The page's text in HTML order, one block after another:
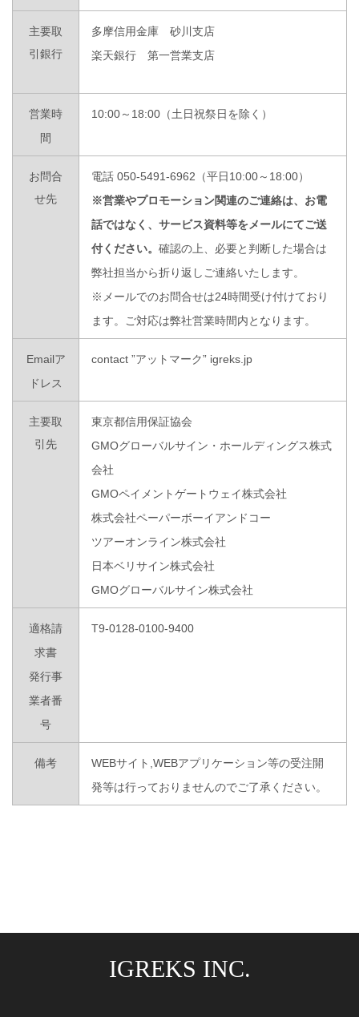
主要取
引銀行
多摩信用金庫 砂川支店
楽天銀行 第一営業支店
営業時
間
10:00～18:00（土日祝祭日を除く）
お問合
せ先
電話 050-5491-6962（平日10:00～18:00）
※営業やプロモーション関連のご連絡は、お電
話ではなく、サービス資料等をメールにてご送
付ください。 確認の上、必要と判断した場合は
弊社担当から折り返しご連絡いたします。
※メールでのお問合せは24時間受け付けており
ます。ご対応は弊社営業時間内となります。
Emailア
ドレス
contact ”アットマーク” igreks.jp
主要取
引先
東京都信用保証協会
GMOグローバルサイン・ホールディングス株式
会社
GMOペイメントゲートウェイ株式会社
株式会社ペーパーボーイアンドコー
ツアーオンライン株式会社
日本ベリサイン株式会社
GMOグローバルサイン株式会社
適格請
求書
発行事
業者番
号
T9-0128-0100-9400
備考
WEBサイト,WEBアプリケーション等の受注開
発等は行っておりませんのでご了承ください。
IGREKS INC.